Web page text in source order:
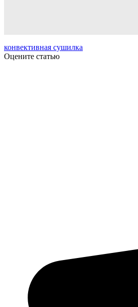
конвективная сушилка
Оцените статью